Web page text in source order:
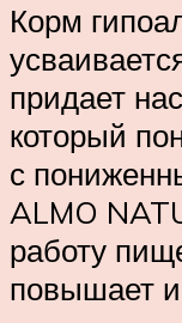
Корм
придает
который
с
ALMO
работу
повышает